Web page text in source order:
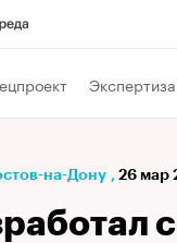
Экспертиза
на-Дону , 26 мар